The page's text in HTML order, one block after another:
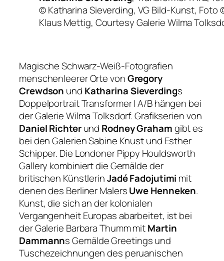
© Katharina Sieverding, VG Bild-Kunst, Foto
Klaus Mettig, Courtesy Galerie Wilma
Magische Schwarz-Weiß-Fotografien
menschenleerer Orte vonGregory
Crewdson und Katharina Sieverdings
DoppelportraitTransformer I A/Bhängen bei
der Galerie Wilma Tolksdorf. Grafikserien von
Daniel Richterund Rodney Grahamgibt es
bei den Galerien Sabine Knust und Esther
Schipper. Die Londoner Pippy Houldsworth
Gallery kombiniert die Gemälde der
britischen KünstlerinJadé Fadojutimi mit
denen des Berliner MalersUwe Henneken.
Kunst, die sich an der kolonialen
Vergangenheit Europas abarbeitet, ist bei
der Galerie Barbara Thumm mitMartin
Dammanns GemäldeGreetingsund
Tuschezeichnungen des peruanischen